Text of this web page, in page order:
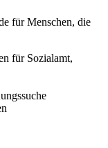
für Menschen, die
für Sozialamt,